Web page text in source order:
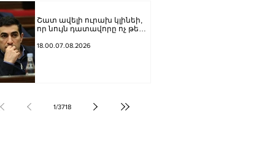
Շատ ավելի ուրախ կլինեի,
որ նույն դատավորը ոչ թե
կարճեր քրեական գործը.
18.00.07.08.2026
1/3718